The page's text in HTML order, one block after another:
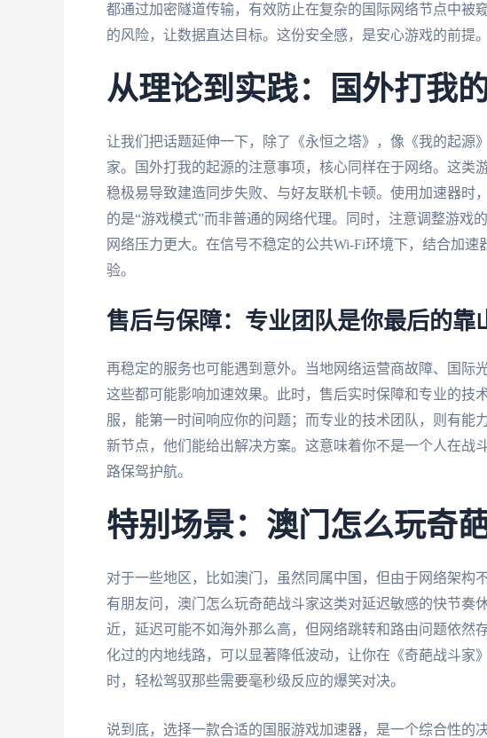
都通过加密隧道传输，有效防止在复杂的国际网络节点中被
的风险，让数据直达目标。这份安全感，是安心游戏的前提。
从理论到实践：国外打我
让我们把话题延伸一下，除了《永恒之塔》，像《我的起源
家。国外打我的起源的注意事项，核心同样在于网络。这类
稳极易导致建造同步失败、与好友联机卡顿。使用加速器时
的是“游戏模式”而非普通的网络代理。同时，注意调整游戏
网络压力更大。在信号不稳定的公共Wi-Fi环境下，结合加
验。
售后与保障：专业团队是你最后的靠
再稳定的服务也可能遇到意外。当地网络运营商故障、国
这些都可能影响加速效果。此时，售后实时保障和专业的技
服，能第一时间响应你的问题；而专业的技术团队，则有能
新节点，他们能给出解决方案。这意味着你不是一个人在战
路保驾护航。
特别场景：澳门怎么玩奇
对于一些地区，比如澳门，虽然同属中国，但由于网络架构
有朋友问，澳门怎么玩奇葩战斗家这类对延迟敏感的快节奏
近，延迟可能不如海外那么高，但网络跳转和路由问题依然
化过的内地线路，可以显著降低波动，让你在《奇葩战斗家
时，轻松驾驭那些需要毫秒级反应的爆笑对决。
说到底，选择一款合适的国服游戏加速器，是一个综合性的